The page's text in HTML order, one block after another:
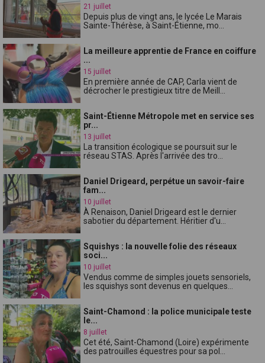
21 juillet
Depuis plus de vingt ans, le lycée Le Marais
Sainte-Thérèse, à Saint-Étienne, mo...
La meilleure apprentie de France en coiffure
...
15 juillet
En première année de CAP, Carla vient de
décrocher le prestigieux titre de Meill...
Saint-Étienne Métropole met en service ses
pr...
13 juillet
La transition écologique se poursuit sur le
réseau STAS. Après l'arrivée des tro...
Daniel Drigeard, perpétue un savoir-faire
fam...
10 juillet
À Renaison, Daniel Drigeard est le dernier
sabotier du département. Héritier d'u...
Squishys : la nouvelle folie des réseaux
soci...
10 juillet
Vendus comme de simples jouets sensoriels,
les squishys sont devenus en quelques...
Saint-Chamond : la police municipale teste
le...
8 juillet
Cet été, Saint-Chamond (Loire) expérimente
des patrouilles équestres pour sa pol...